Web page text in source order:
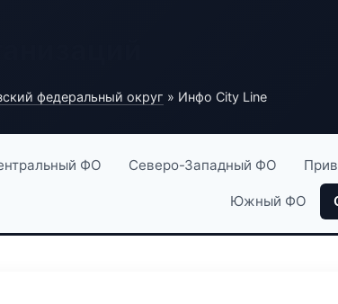
федеральный округ » Инфо City Line
ФО Северо-Западный ФО
Южный ФО